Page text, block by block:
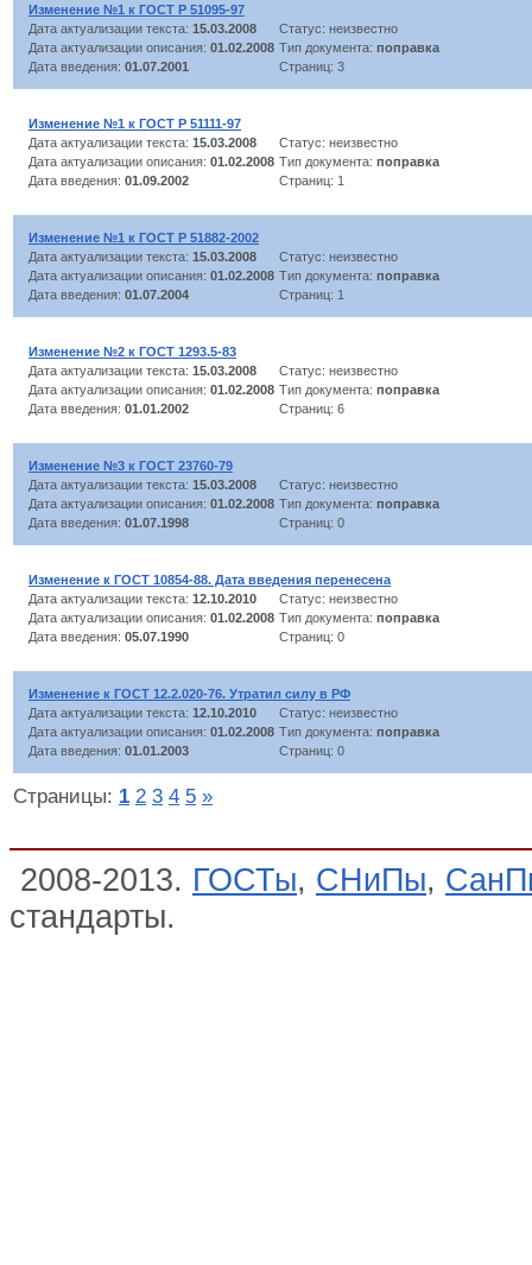
Изменение №1 к ГОСТ Р 51095-97
Дата актуализации текста: 15.03.2008
Статус: неизвестно
Дата актуализации описания: 01.02.2008 Тип документа: поправка
Дата введения: 01.07.2001 Страниц: 3
Изменение №1 к ГОСТ Р 51111-97
Дата актуализации текста: 15.03.2008
Статус: неизвестно
Дата актуализации описания: 01.02.2008 Тип документа: поправка
Дата введения: 01.09.2002 Страниц: 1
Изменение №1 к ГОСТ Р 51882-2002
Дата актуализации текста: 15.03.2008
Статус: неизвестно
Дата актуализации описания: 01.02.2008 Тип документа: поправка
Дата введения: 01.07.2004 Страниц: 1
Изменение №2 к ГОСТ 1293.5-83
Дата актуализации текста: 15.03.2008
Статус: неизвестно
Дата актуализации описания: 01.02.2008 Тип документа: поправка
Дата введения: 01.01.2002 Страниц: 6
Изменение №3 к ГОСТ 23760-79
Дата актуализации текста: 15.03.2008
Статус: неизвестно
Дата актуализации описания: 01.02.2008 Тип документа: поправка
Дата введения: 01.07.1998 Страниц: 0
Изменение к ГОСТ 10854-88. Дата введения перенесена
Дата актуализации текста: 12.10.2010
Статус: неизвестно
Дата актуализации описания: 01.02.2008 Тип документа: поправка
Дата введения: 05.07.1990 Страниц: 0
Изменение к ГОСТ 12.2.020-76. Утратил силу в РФ
Дата актуализации текста: 12.10.2010
Статус: неизвестно
Дата актуализации описания: 01.02.2008 Тип документа: поправка
Дата введения: 01.01.2003 Страниц: 0
Страницы: 1 2 3 4 5 »
2008-2013. ГОСТы, СНиПы,
стандарты.